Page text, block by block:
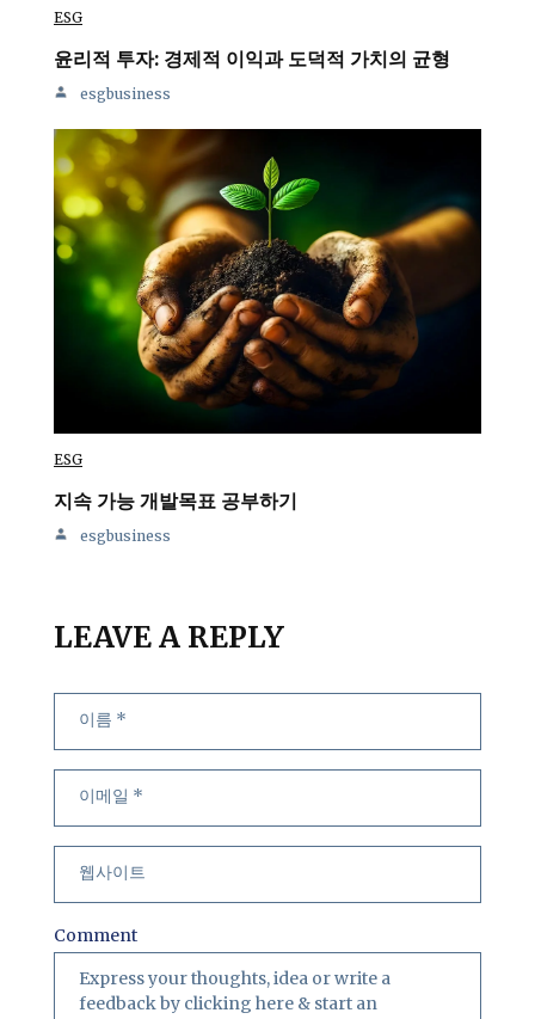
ESG
윤리적 투자: 경제적 이익과 도덕적 가치의 균형
esgbusiness
ESG
지속 가능 개발목표 공부하기
esgbusiness
LEAVE A REPLY
Comment